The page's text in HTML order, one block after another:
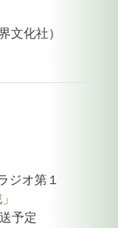
文化社）
ジオ第１
予定